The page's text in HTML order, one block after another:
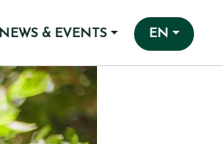
NEWS & EVENTS EN